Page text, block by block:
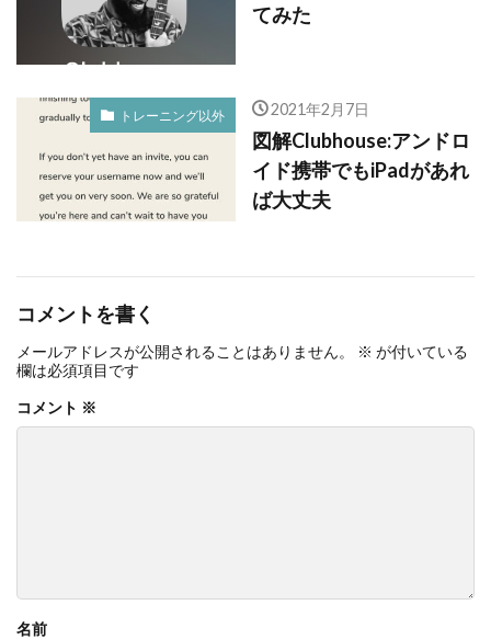
てみた
トレーニング以外 2021年2月7日
図解Clubhouse:アンドロ
イド携帯でもiPadがあれ
ば大丈夫
コメントを書く
メールアドレスが公開されることはありません。 ※ が付いている
欄は必須項目です
コメント ※
名前